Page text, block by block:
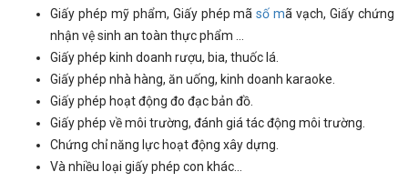
Giấy phép mỹ phẩm, Giấy phép mã số mã vạch, Giấy chứng
nhận vệ sinh an toàn thực phẩm ...
Giấy phép kinh doanh rượu, bia, thuốc lá.
Giấy phép nhà hàng, ăn uống, kinh doanh karaoke.
Giấy phép hoạt động đo đạc bản đồ.
Giấy phép về môi trường, đánh giá tác động môi trường.
Chứng chỉ năng lực hoạt động xây dựng.
Và nhiều loại giấy phép con khác...